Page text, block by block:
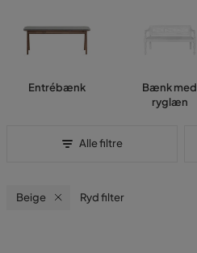
Entrébænk
Bænk med
ryglæn
Alle filtre
Beige Ryd filter